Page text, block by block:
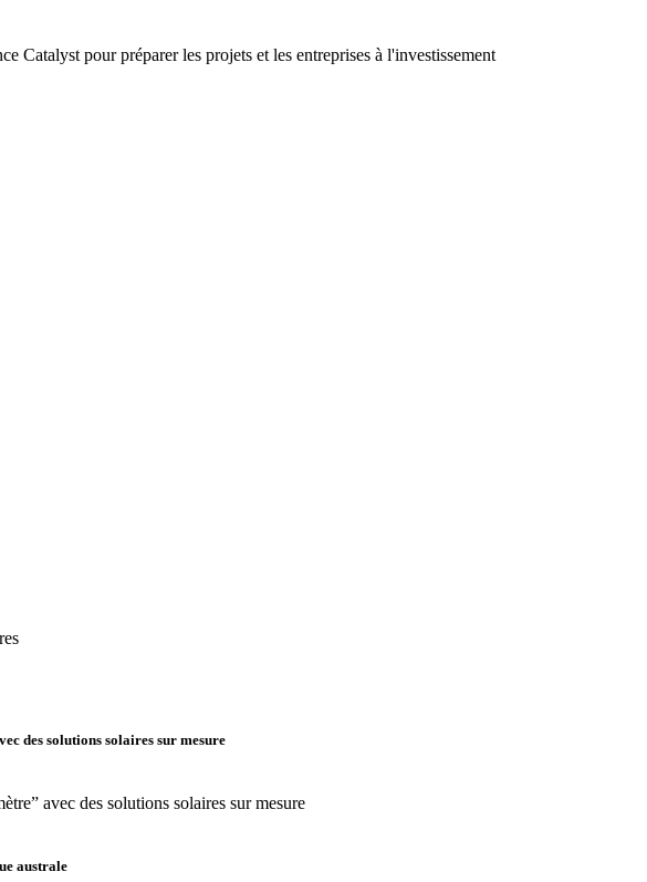
Catalyst pour préparer les projets et les entreprises à l'investissement
des solutions solaires sur mesure
australe